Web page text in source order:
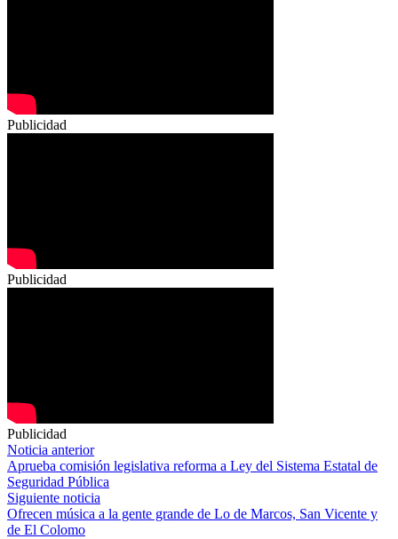
Publicidad
Publicidad
Publicidad
Navegación
de
entradas
Noticia anterior
Aprueba comisión legislativa reforma a Ley del Sistema Estatal de
Seguridad Pública
Siguiente noticia
Ofrecen música a la gente grande de Lo de Marcos, San Vicente y
de El Colomo